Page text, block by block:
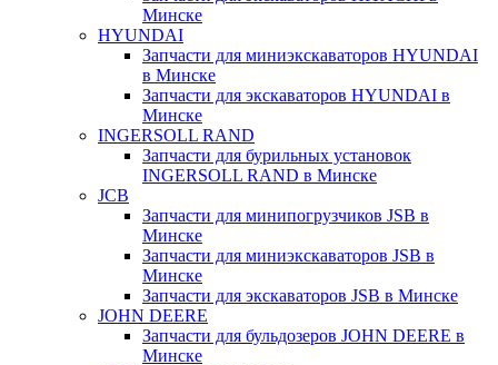
Минске
HYUNDAI
Запчасти для миниэкскаваторов HYUNDAI
в Минске
Запчасти для экскаваторов HYUNDAI в
Минске
INGERSOLL RAND
Запчасти для бурильных установок
INGERSOLL RAND в Минске
JCB
Запчасти для минипогрузчиков JSB в
Минске
Запчасти для миниэкскаваторов JSB в
Минске
Запчасти для экскаваторов JSB в Минске
JOHN DEERE
Запчасти для бульдозеров JOHN DEERE в
Минске